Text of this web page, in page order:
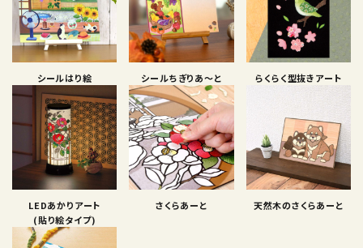
シールはり絵 シールちぎりあ〜と らくらく型抜きアート
LEDあかりアート
(貼り絵タイプ)
さくらあーと 天然木のさくらあーと